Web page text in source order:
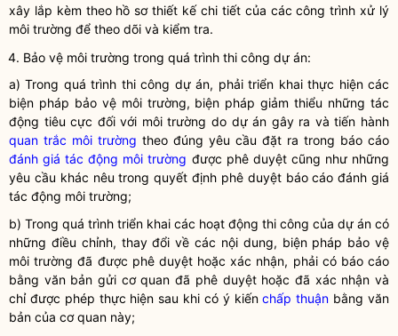
xây lắp kèm theo hồ sơ thiết kế chi tiết của các công trình xử lý
môi trường để theo dõi và kiểm tra.
4. Bảo vệ môi trường trong quá trình thi công dự án:
a) Trong quá trình thi công dự án, phải triển khai thực hiện các
biện pháp bảo vệ môi trường, biện pháp giảm thiểu những tác
động tiêu cực đối với môi trường do dự án gây ra và tiến hành
quan trắc môi trường theo đúng yêu cầu đặt ra trong báo cáo
đánh giá tác động môi trường được phê duyệt cũng như những
yêu cầu khác nêu trong quyết định phê duyệt báo cáođánh giá
tác động môi trường;
b) Trong quá trình triển khai các hoạt động thi công của dự án có
những điều chỉnh, thay đổi về các nội dung, biện pháp bảo vệ
môi trường đã được phê duyệt hoặc xác nhận, phải có báo cáo
bằng văn bản gửi cơ quan đã phê duyệt hoặc đã xác nhận và
chỉ được phép thực hiện sau khi có ý kiếnchấp thuận bằng văn
bản của cơ quan này;